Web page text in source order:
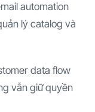
automation
lý catalog và
data flow
vẫn giữ quyền